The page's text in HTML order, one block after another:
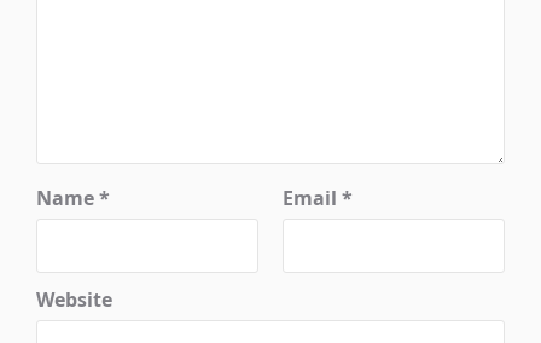
Name* Email *
Website